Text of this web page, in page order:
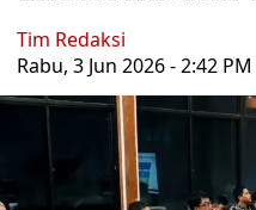
Tim Redaksi
Rabu, 3 Jun 2026 - 2:42 PM